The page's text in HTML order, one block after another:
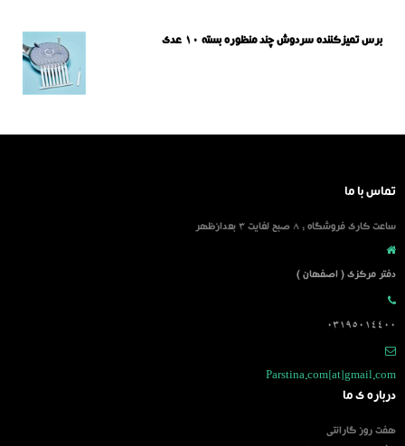
برس تمیزکننده سردوش چند منظوره بسته 10 عدی
تماس با ما
ساعت کاری فروشگاه : 8 صبح لغایت 3 بعدازظهر
دفتر مرکزی ( اصفهان )
03195014400
Parstina.com[at]gmail.com
درباره ی ما
هفت روز گارانتی